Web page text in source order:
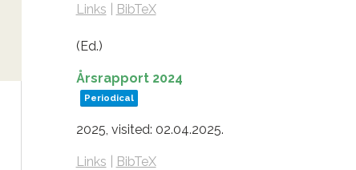
Links BibTeX
(Ed.)
Årsrapport 2024
Periodical
2025 , visited: 02.04.2025.
Links BibTeX